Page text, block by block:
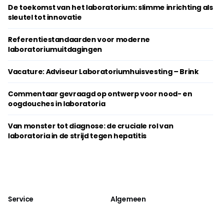
De toekomst van het laboratorium: slimme inrichting als
sleutel tot innovatie
Referentiestandaarden voor moderne
laboratoriumuitdagingen
Vacature: Adviseur Laboratoriumhuisvesting – Brink
Commentaar gevraagd op ontwerp voor nood- en
oogdouches in laboratoria
Van monster tot diagnose: de cruciale rol van
laboratoria in de strijd tegen hepatitis
Service Algemeen